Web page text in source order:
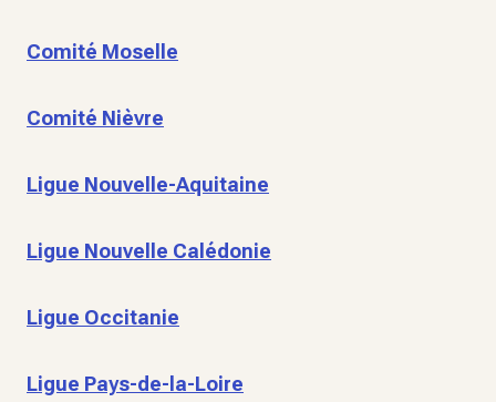
Comité Moselle
Comité Nièvre
Ligue Nouvelle-Aquitaine
Ligue Nouvelle Calédonie
Ligue Occitanie
Ligue Pays-de-la-Loire